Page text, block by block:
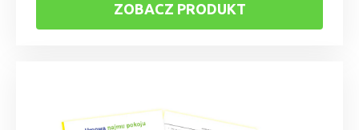
ZOBACZ PRODUKT